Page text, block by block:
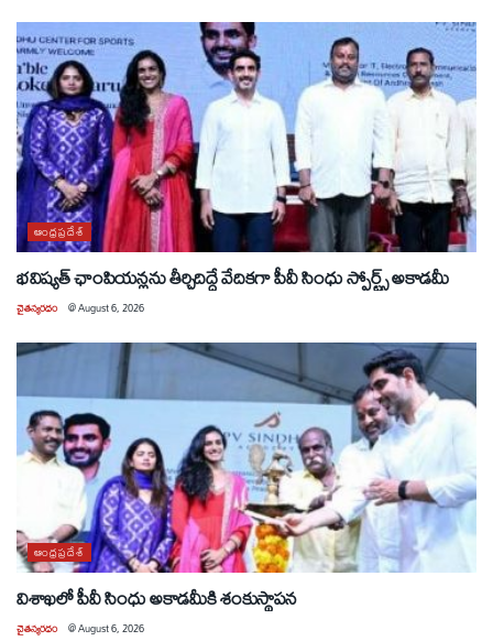
ఆంధ్రప్రదేశ్
భవిష్యత్ ఛాంపియన్లను తీర్చిదిద్దే వేదికగా పీవీ సింధు స్పోర్ట్స్ అకాడమీ
చైతన్యరధం @August 6, 2026
ఆంధ్రప్రదేశ్
విశాఖలో పీవీ సింధు అకాడమీకి శంకుస్థాపన
చైతన్యరధం @August 6, 2026